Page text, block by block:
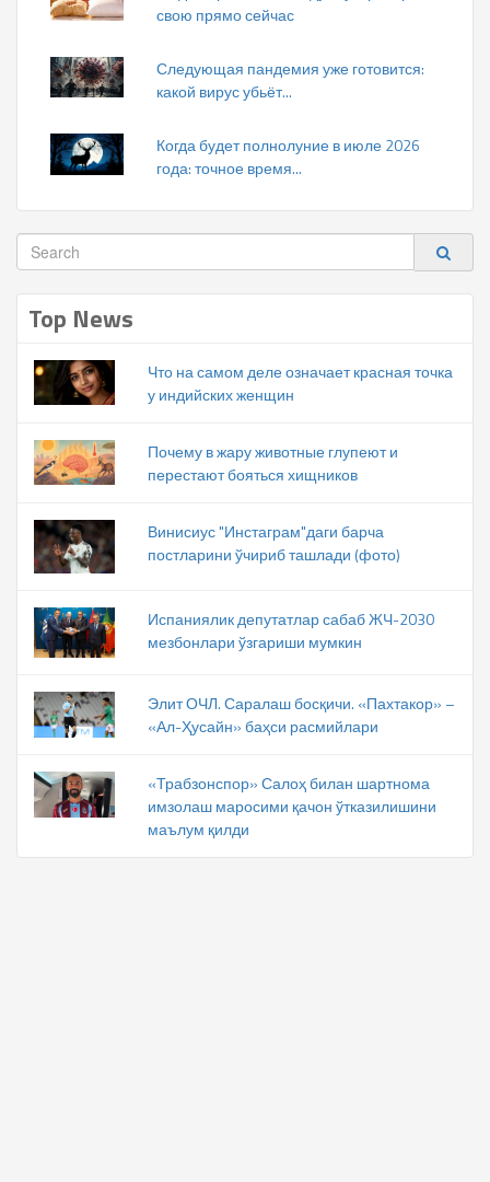
свою прямо сейчас
Следующая пандемия уже готовится:
какой вирус убьёт...
Когда будет полнолуние в июле 2026
года: точное время...
Top News
Что на самом деле означает красная точка
у индийских женщин
Почему в жару животные глупеют и
перестают бояться хищников
Винисиус "Инстаграм"даги барча
постларини ўчириб ташлади (фото)
Испаниялик депутатлар сабаб ЖЧ-2030
мезбонлари ўзгариши мумкин
Элит ОЧЛ. Саралаш босқичи. «Пахтакор» –
«Ал-Ҳусайн» баҳси расмийлари
«Трабзонспор» Салоҳ билан шартнома
имзолаш маросими қачон ўтказилишини
маълум қилди